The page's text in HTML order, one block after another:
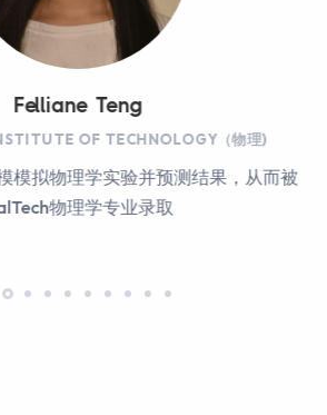
Felliane Teng
OF TECHNOLOGY（物理)
模拟物理学实验并预测结果，从而被
物理学专业录取